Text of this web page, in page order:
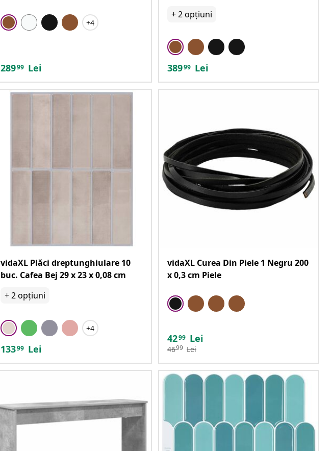
+4
28999 Lei
+2opțiuni
38999 Lei
vidaXL Plăci dreptunghiulare 10
buc. Cafea Bej 29 x 23 x 0,08 cm
+2opțiuni
+4
13399 Lei
vidaXL Curea Din Piele 1 Negru 200
x 0,3 cm Piele
4299 Lei
4699 Lei